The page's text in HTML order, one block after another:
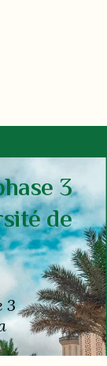
3
de
3